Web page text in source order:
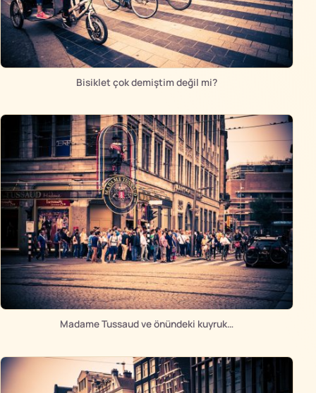
Bisiklet çok demiştim değil mi?
Madame Tussaud ve önündeki kuyruk…